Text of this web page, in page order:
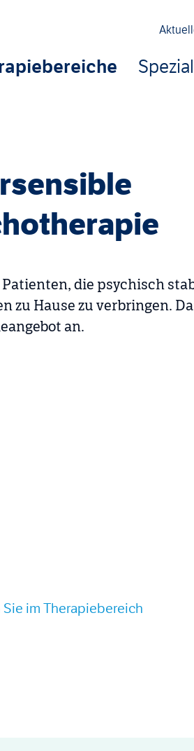
die psychisch
zu Hause zu verbringen.
an.
im Therapiebereich